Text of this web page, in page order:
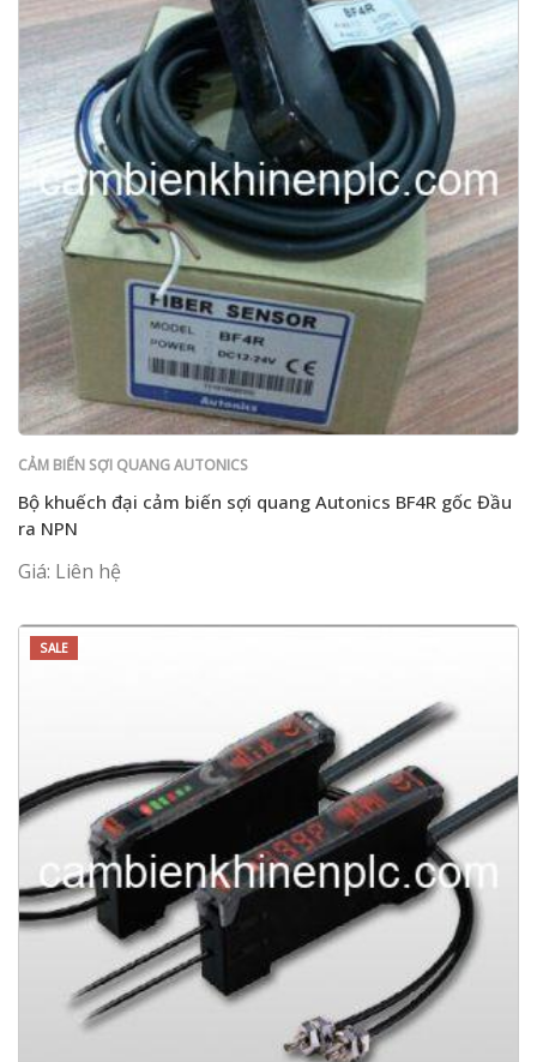
CẢM BIẾN SỢI QUANG AUTONICS
Bộ khuếch đại cảm biến sợi quang Autonics BF4R gốc Đầu
ra NPN
Giá: Liên hệ
SALE